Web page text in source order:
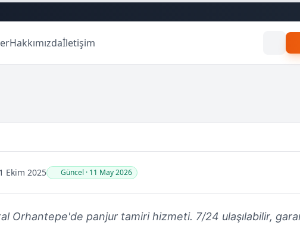
Hakkımızdaİletişim
Ekim 2025 Güncel · 11 May 2026
Orhantepe'de panjur tamiri hizmeti. 7/24 ulaşılabilir,